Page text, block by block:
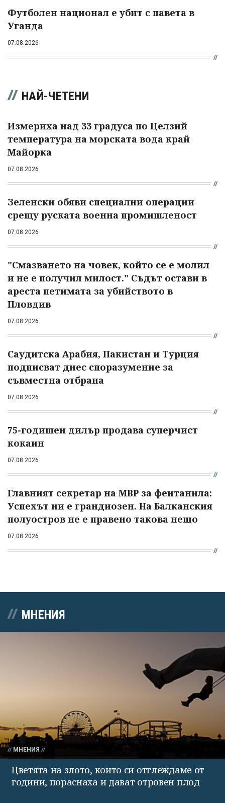
Футболен национал е убит с павета в
Уганда
07.08.2026
НАЙ-ЧЕТЕНИ
Измериха над 33 градуса по Целзий
температура на морската вода край
Майорка
07.08.2026
Зеленски обяви специални операции
срещу руската военна промишленост
07.08.2026
"Смазването на човек, който се е молил
и не е получил милост." Съдът остави в
ареста петимата за убийството в
Пловдив
07.08.2026
Саудитска Арабия, Пакистан и Турция
подписват днес споразумение за
съвместна отбрана
07.08.2026
75-годишен дилър продава суперчист
кокаин
07.08.2026
Главният секретар на МВР за фентанила:
Успехът ни е грандиозен. На Балканския
полуостров не е правено такова нещо
07.08.2026
МНЕНИЯ
МНЕНИЯ
Цветята на злото, които си отглеждаме от
години, пораснаха и дават отровен плод